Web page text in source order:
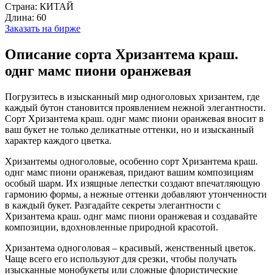
Страна: КИТАЙ
Длина: 60
Заказать на бирже
Описание сорта Хризантема краш.
однг мамс пиони оранжевая
Погрузитесь в изысканный мир одноголовых хризантем, где
каждый бутон становится проявлением нежной элегантности.
Сорт Хризантема краш. однг мамс пиони оранжевая вносит в
ваш букет не только деликатные оттенки, но и изысканный
характер каждого цветка.
Хризантемы одноголовые, особенно сорт Хризантема краш.
однг мамс пиони оранжевая, придают вашим композициям
особый шарм. Их изящные лепестки создают впечатляющую
гармонию формы, а нежные оттенки добавляют утонченности
в каждый букет. Разгадайте секреты элегантности с
Хризантема краш. однг мамс пиони оранжевая и создавайте
композиции, вдохновленные природной красотой.
Хризантема одноголовая – красивый, женственный цветок.
Чаще всего его используют для срезки, чтобы получать
изысканные монобукеты или сложные флористические